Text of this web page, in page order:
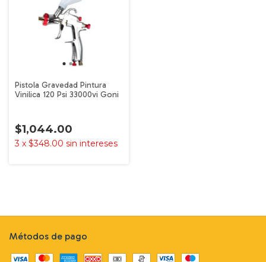
Pistola Gravedad Pintura
Vinilica 120 Psi 33000vi Goni
$1,044.00
3 x $348.00 sin intereses
Métodos de pago